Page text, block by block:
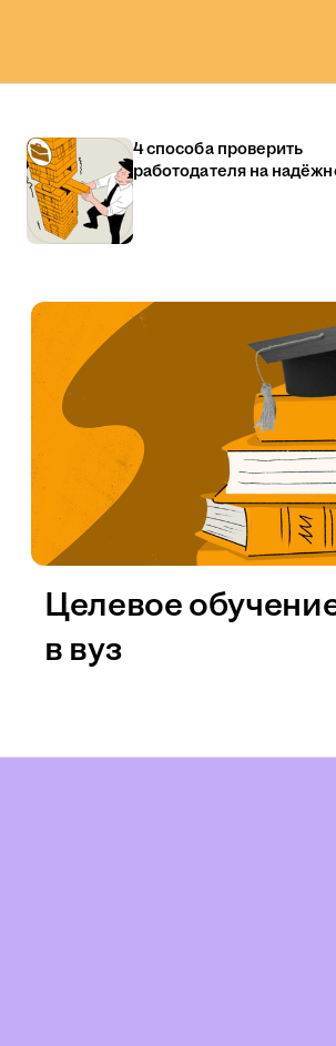
4 способа проверить
работодателя на
Целевое
в вуз